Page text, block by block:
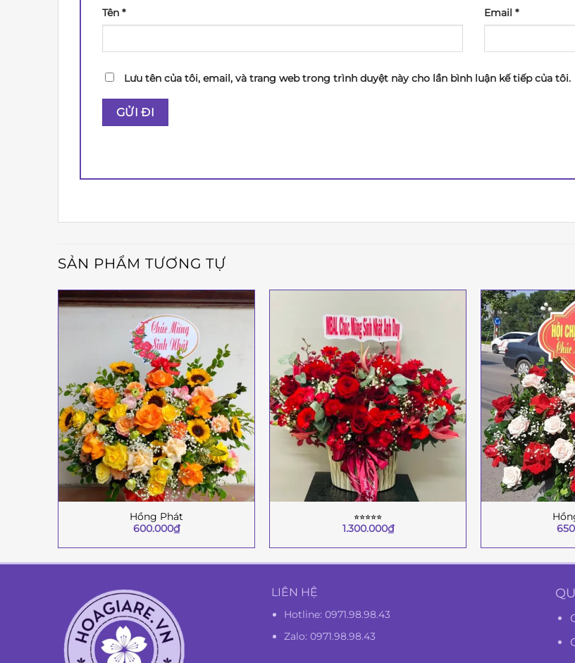
Tên * Email *
Lưu tên của tôi, email, và trang web trong trình duyệt này cho lần bình luận kế tiếp của tôi.
SẢN PHẨM TƯƠNG TỰ
Hồng Phát
600.000₫
⭐︎⭐︎⭐︎⭐︎⭐︎
1.300.000₫
LIÊN HỆ
Hotline:0971.98.98.43
Zalo: 0971.98.98.43